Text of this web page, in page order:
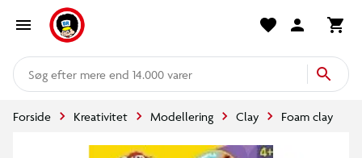
mere end 14.000 varer
Forside Kreativitet Modellering Clay Foam clay